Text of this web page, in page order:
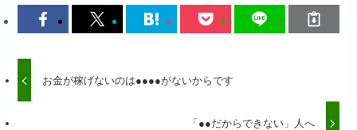
お金が稼げないのは●●●●がないからです
「●●だからできない」人へ